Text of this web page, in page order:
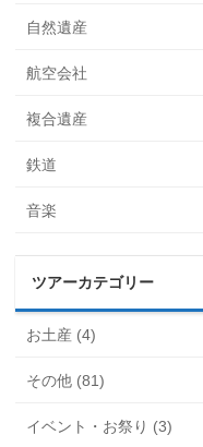
自然遺産
航空会社
複合遺産
鉄道
音楽
ツアーカテゴリー
お土産 (4)
その他 (81)
イベント・お祭り (3)